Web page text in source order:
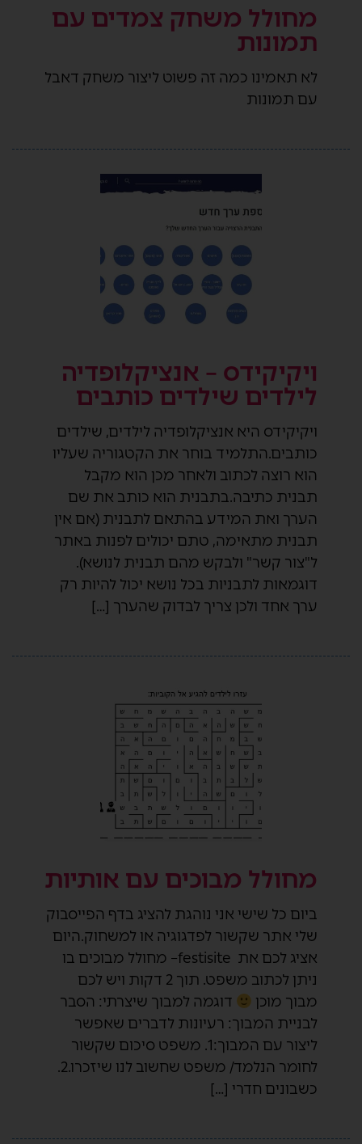
מחולל משחק צמדים עם
תמונות
לא תאמינו כמה זה פשוט ליצור משחק דאבל
עם תמונות
ויקיקידס – אנציקלופדיה
לילדים שילדים כותבים
ויקיקידס היא אנציקלופדיה לילדים, שילדים
כותבים.התלמיד בוחר את הקטגוריה שעליו
הוא רוצה לכתוב ולאחר מכן הוא מקבל
תבנית כתיבה.בתבנית הוא כותב את שם
הערך ואת המידע בהתאם לתבנית (אם אין
תבנית מתאימה, טתם יכולים לפנות באתר
ל"צור קשר" ולבקש מהם תבנית לנושא).
דוגמאות לתבניות בכל נושא יכול להיות רק
ערך אחד ולכן צריך לבדוק שהערך […]
מחולל מבוכים עם אותיות
ביום כל שישי אני נוהגת להציג בדף הפייסבוק
שלי אתר שקשור לפדגוגיה או למשחוק.היום
אציג לכם את festisite– מחולל מבוכים בו
ניתן לכתוב משפט. תוך 2 דקות ויש לכם
מבוך מוכן
דוגמה למבוך שיצרתי: הסבר
לבניית המבוך: רעיונות לדברים שאפשר
ליצור עם המבוך:1. משפט סיכום שקשור
לחומר הנלמד/ משפט שחשוב לנו שיזכרו.2.
כשבונים חדרי […]